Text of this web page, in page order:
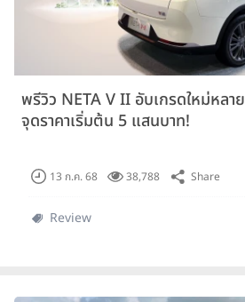
พรีวิว NETA V II อับเกรดใหม่หลาย
จุดราคาเริ่มต้น 5 แสนบาท!
13 ก.ค. 68 38,788 Share
Review